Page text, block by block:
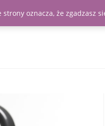
oznacza, że zgadzasz